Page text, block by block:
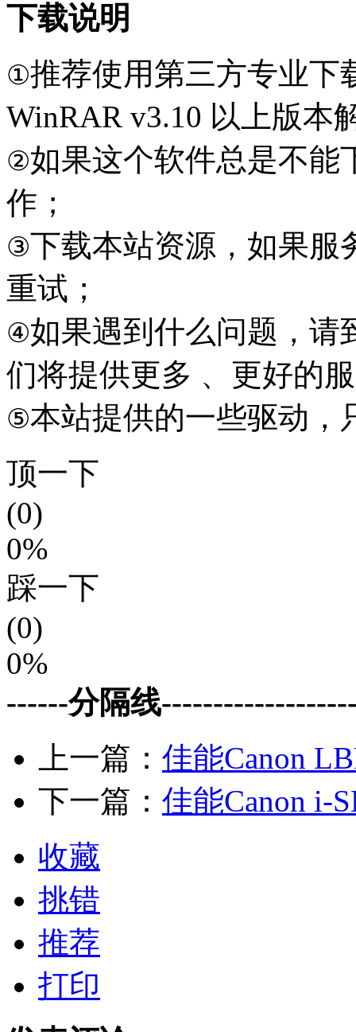
下载说明
①推荐使用第三方专业下
WinRAR v3.10 以上版本
②如果这个软件总是不能
作；
③下载本站资源，如果服
重试；
④如果遇到什么问题，请
们将提供更多 、更好的
⑤本站提供的一些驱动，
顶一下
(0)
0%
踩一下
(0)
0%
------分隔线
上一篇： 佳能Canon
下一篇： 佳能Canon i-
收藏
挑错
推荐
打印